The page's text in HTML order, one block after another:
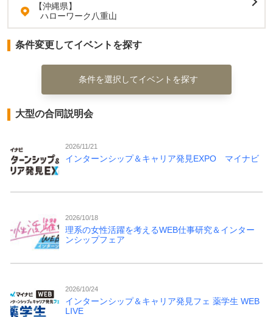
【沖縄県】
ハローワーク八重山
条件変更してイベントを探す
条件を選択してイベントを探す
大型の合同説明会
2026/11/21
インターンシップ＆キャリア発見EXPO マイナビ
2026/10/18
理系の女性活躍を考えるWEB仕事研究＆インター
ンシップフェア
2026/10/24
インターンシップ＆キャリア発見フェ 薬学生 WEB
LIVE